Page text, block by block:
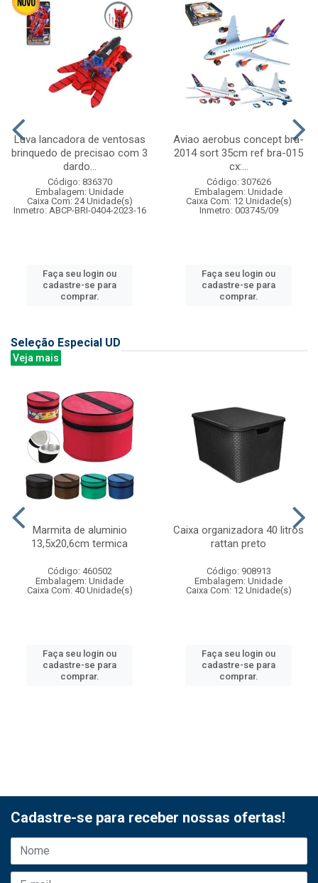
Luva lancadora de ventosas
brinquedo de precisao com 3
dardo...
Código: 836370
Embalagem: Unidade
Caixa Com: 24 Unidade(s)
Inmetro: ABCP-BRI-0404-2023-16
Faça seu login ou
cadastre-se para
comprar.
Aviao aerobus concept bra-
2014 sort 35cm ref bra-015
cx:...
Código: 307626
Embalagem: Unidade
Caixa Com: 12 Unidade(s)
Inmetro: 003745/09
Faça seu login ou
cadastre-se para
comprar.
Seleção Especial UD
Veja mais
Marmita de aluminio
13,5x20,6cm termica
Código: 460502
Embalagem: Unidade
Caixa Com: 40 Unidade(s)
Faça seu login ou
cadastre-se para
comprar.
Caixa organizadora 40 litros
rattan preto
Código: 908913
Embalagem: Unidade
Caixa Com: 12 Unidade(s)
Faça seu login ou
cadastre-se para
comprar.
Cadastre-se para receber nossas ofertas!